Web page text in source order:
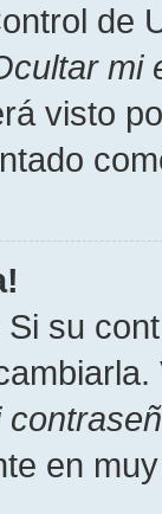
de
mi
visto
Si su
en